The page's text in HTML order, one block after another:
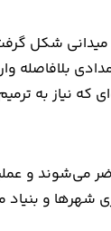
میدانی شکل
که نیاز به
می‌شوند و
شهرها و